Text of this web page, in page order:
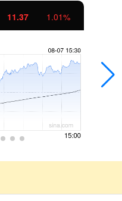
11.37 1.01%